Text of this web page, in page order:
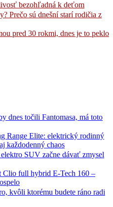
bezohľadná k deťom
Prečo sú dnešní starí rodičia z
pred 30 rokmi, dnes je to peklo
dnes točili Fantomasa, má toto
Range Elite: elektrický rodinný
každodenný chaos
SUV začne dávať zmysel
Clio full hybrid E-Tech 160 –
kvôli ktorému budete ráno radi